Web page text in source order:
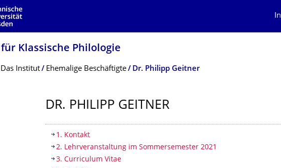
Klassische Philologie
Menü
Das Institut Ehemalige Beschäftigte Dr. Philipp Geitner
DR. PHILIPP GEITNER
Inhaltsverzeichnis
1. Kontakt
2. Lehrveranstaltung im Sommersemester 2021
3. Curriculum Vitae